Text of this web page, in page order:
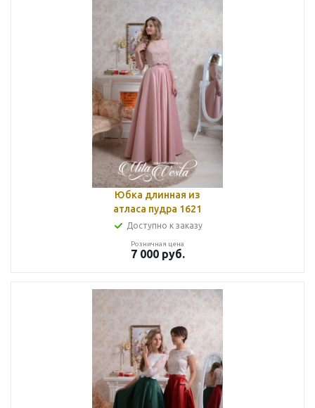
Юбка длинная из
атласа пудра 1621
Доступно к заказу
Розничная цена
7 000руб.